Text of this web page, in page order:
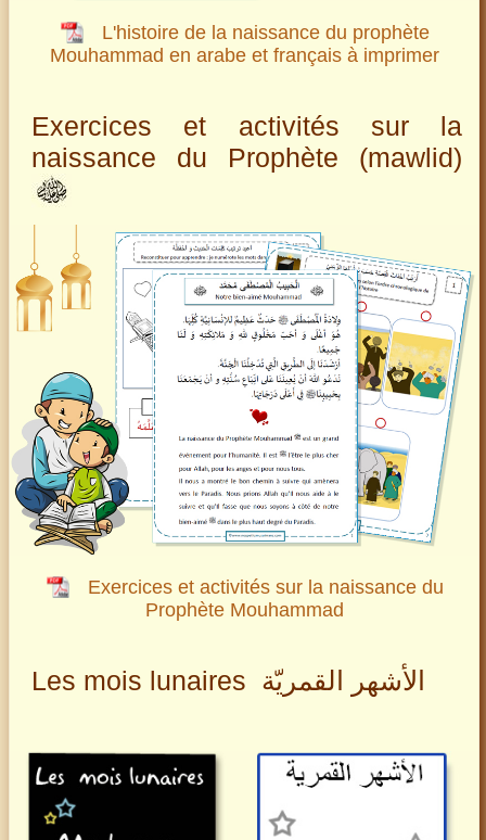
L'histoire de la naissance du prophète
Mouhammad en arabe et français à imprimer
Exercices et activités sur la
naissance du Prophète (mawlid)
Exercices et activités sur la naissance du
Prophète Mouhammad
Les mois lunaires الأشهر القمريّة